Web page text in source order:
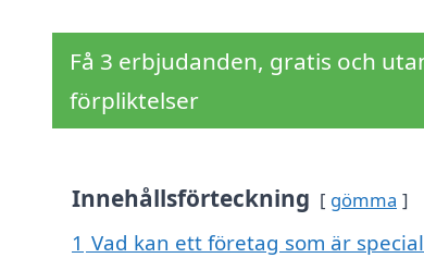
Få 3 erbjudanden, gratis och
förpliktelser
Innehållsförteckning gömma
1 Vad kan ett företag som är